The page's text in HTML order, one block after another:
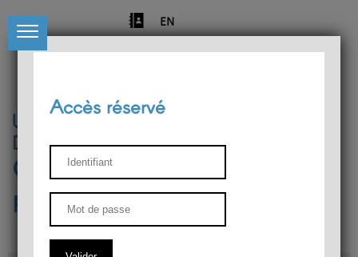
EN
Université de Liège
Département de philosophie
Centre de recherches
phénoménologiques
Accès réservé